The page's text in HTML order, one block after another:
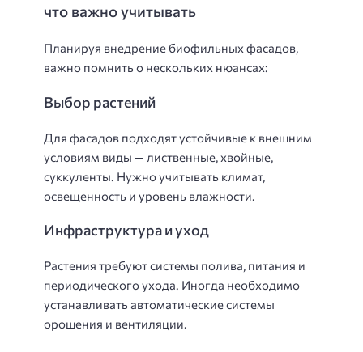
что важно учитывать
Планируя внедрение биофильных фасадов,
важно помнить о нескольких нюансах:
Выбор растений
Для фасадов подходят устойчивые к внешним
условиям виды — лиственные, хвойные,
суккуленты. Нужно учитывать климат,
освещенность и уровень влажности.
Инфраструктура и уход
Растения требуют системы полива, питания и
периодического ухода. Иногда необходимо
устанавливать автоматические системы
орошения и вентиляции.